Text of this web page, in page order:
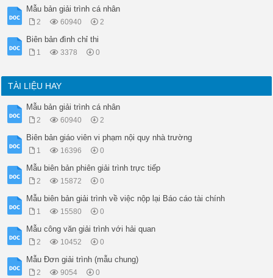
Mẫu bản giải trình cá nhân
2 60940 2
Biên bản đình chỉ thi
1 3378 0
TÀI LIỆU HAY
Mẫu bản giải trình cá nhân
2 60940 2
Biên bản giáo viên vi phạm nội quy nhà trường
1 16396 0
Mẫu biên bản phiên giải trình trực tiếp
2 15872 0
Mẫu biên bản giải trình về việc nộp lại Báo cáo tài chính
1 15580 0
Mẫu công văn giải trình với hải quan
2 10452 0
Mẫu Đơn giải trình (mẫu chung)
2 9054 0